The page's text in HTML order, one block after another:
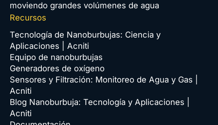
moviendo grandes volúmenes de agua
Recursos
Tecnología de Nanoburbujas: Ciencia y
Aplicaciones | Acniti
Equipo de nanoburbujas
Generadores de oxígeno
Sensores y Filtración: Monitoreo de Agua y Gas |
Acniti
Blog Nanoburbuja: Tecnología y Aplicaciones |
Acniti